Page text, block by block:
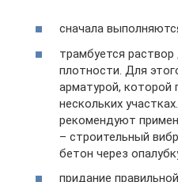
сначала
трамбуется
плотности. Для
арматурой,
нескольких
рекомендуют
– строительный
бетон через
придание